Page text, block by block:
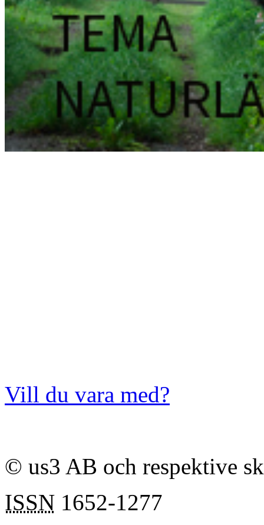
Vill du vara med?
© us3 AB och respektive
ISSN 1652-1277